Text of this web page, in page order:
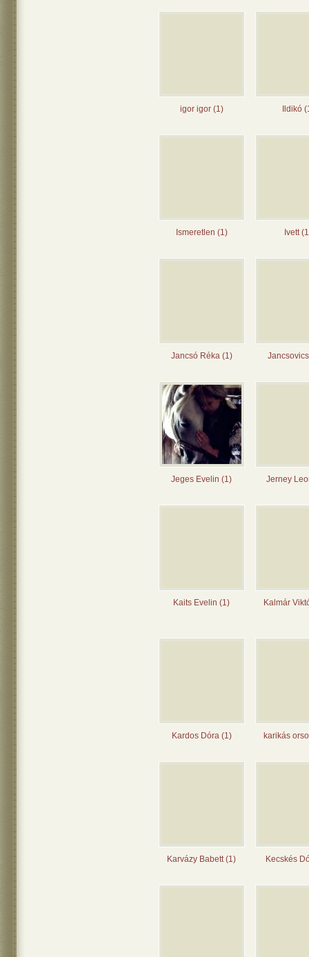
igor igor (1) Ildikó
Ismeretlen (1) Ivett
Jancsó Réka (1)
Jeges Evelin (1) Jerney
Kaits Evelin (1) Kalmár
Kardos Dóra (1) karikás
Karvázy Babett (1) Kecskés